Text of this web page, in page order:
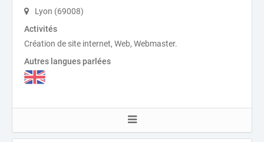
Lyon (69008)
Activités
Création de site internet, Web, Webmaster.
Autres langues parlées